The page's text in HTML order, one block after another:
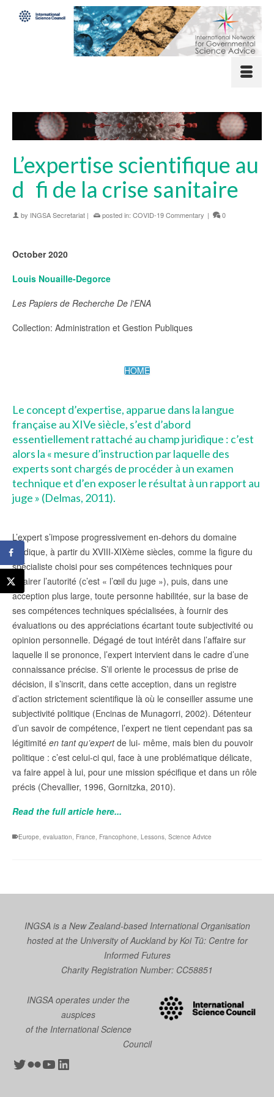
L’expertise scientifique au
d fi de la crise sanitaire
by INGSA Secretariat | posted in: COVID-19 Commentary | 0
October 2020
Louis Nouaille-Degorce
Les Papiers de Recherche De l'ENA
Collection: Administration et Gestion Publiques
HOME
Le concept d’expertise, apparue dans la langue
française au XIVe siècle, s’est d’abord
essentiellement rattaché au champ juridique : c’est
alors la « mesure d’instruction par laquelle des
experts sont chargés de procéder à un examen
technique et d’en exposer le résultat à un rapport au
juge » (Delmas, 2011).
L’expert s’impose progressivement en-dehors du domaine
juridique, à partir du XVIII-XIXème siècles, comme la figure du
spécialiste choisi pour ses compétences techniques pour
éclairer l’autorité (c’est « l’œil du juge »), puis, dans une
acception plus large, toute personne habilitée, sur la base de
ses compétences techniques spécialisées, à fournir des
évaluations ou des appréciations écartant toute subjectivité ou
opinion personnelle. Dégagé de tout intérêt dans l’affaire sur
laquelle il se prononce, l’expert intervient dans le cadre d’une
connaissance précise. S’il oriente le processus de prise de
décision, il s’inscrit, dans cette acception, dans un registre
d’action strictement scientifique là où le conseiller assume une
subjectivité politique (Encinas de Munagorri, 2002). Détenteur
d’un savoir de compétence, l’expert ne tient cependant pas sa
légitimité en tant qu’expertde lui- même, mais bien du pouvoir
politique : c’est celui-ci qui, face à une problématique délicate,
va faire appel à lui, pour une mission spécifique et dans un rôle
précis (Chevallier, 1996, Gornitzka, 2010).
Read the full article here...
Europe, evaluation, France, Francophone, Lessons, Science Advice
INGSA is a New Zealand-based International Organisation
hosted at the University of Auckland byKoi Tū: Centre for
Informed Futures
Charity Registration Number: CC58851
INGSA operates under the
auspices
of the International Science
Council
Twitter
Flickr
YouTube
LinkedIn